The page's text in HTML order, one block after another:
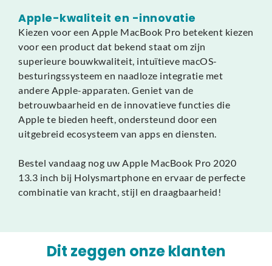
Apple-kwaliteit en -innovatie
Kiezen voor een Apple MacBook Pro betekent kiezen
voor een product dat bekend staat om zijn
superieure bouwkwaliteit, intuïtieve macOS-
besturingssysteem en naadloze integratie met
andere Apple-apparaten. Geniet van de
betrouwbaarheid en de innovatieve functies die
Apple te bieden heeft, ondersteund door een
uitgebreid ecosysteem van apps en diensten.
Bestel vandaag nog uw Apple MacBook Pro 2020
13.3 inch bij Holysmartphone en ervaar de perfecte
combinatie van kracht, stijl en draagbaarheid!
Dit zeggen onze klanten